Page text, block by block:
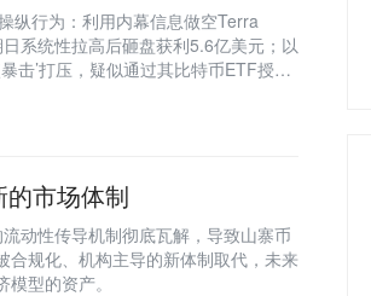
纵行为：利用内幕信息做空Terra
系统性拉高后砸盘获利5.6亿美元；以
击’打压，疑似通过其比特币ETF授权
市场体制
动性传导机制彻底瓦解，导致山寨币
规化、机构主导的新体制取代，未来
型的资产。